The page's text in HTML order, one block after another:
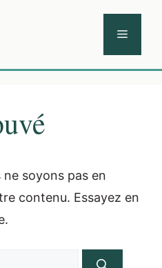
Menu
soyons pas en
contenu. Essayez en